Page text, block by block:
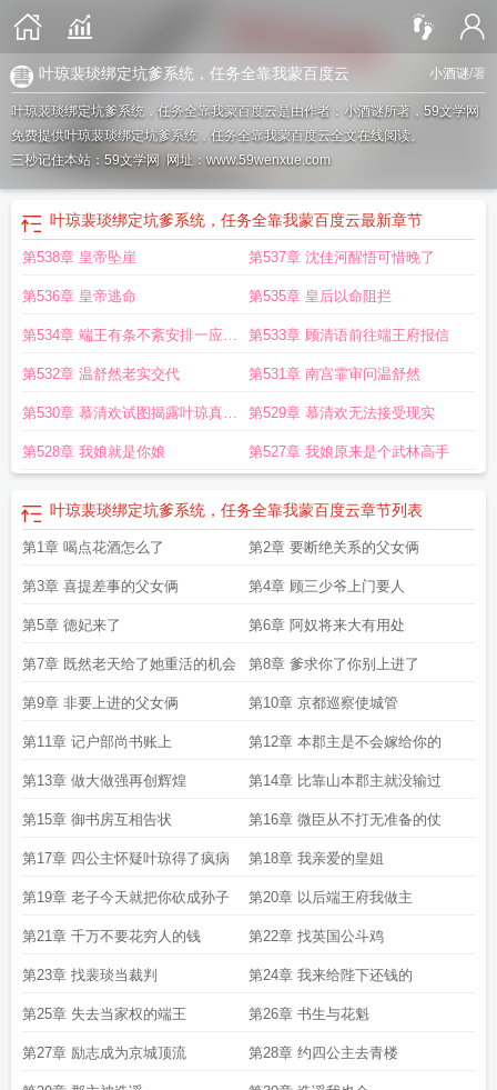
小酒谜/著
叶琼裴琰绑定坑爹系统，任务全靠我蒙百度云
叶琼裴琰绑定坑爹系统，任务全靠我蒙百度云是由作者：小酒谜所著，59文学网
免费提供叶琼裴琰绑定坑爹系统，任务全靠我蒙百度云全文在线阅读。
三秒记住本站：59文学网 网址：www.59wenxue.com
叶琼裴琰绑定坑爹系统，任务全靠我蒙百度云最新章节
第538章 皇帝坠崖 第537章 沈佳河醒悟可惜晚了
第536章 皇帝逃命 第535章 皇后以命阻拦
第534章 端王有条不紊安排一应事
宜
第533章 顾清语前往端王府报信
第532章 温舒然老实交代 第531章 南宫霏审问温舒然
第530章 慕清欢试图揭露叶琼真面
目
第529章 慕清欢无法接受现实
第528章 我娘就是你娘 第527章 我娘原来是个武林高手
叶琼裴琰绑定坑爹系统，任务全靠我蒙百度云章节列表
第1章 喝点花酒怎么了 第2章 要断绝关系的父女俩
第3章 喜提差事的父女俩 第4章 顾三少爷上门要人
第5章 德妃来了 第6章 阿奴将来大有用处
第7章 既然老天给了她重活的机会 第8章 爹求你了你别上进了
第9章 非要上进的父女俩 第10章 京都巡察使城管
第11章 记户部尚书账上 第12章 本郡主是不会嫁给你的
第13章 做大做强再创辉煌 第14章 比靠山本郡主就没输过
第15章 御书房互相告状 第16章 微臣从不打无准备的仗
第17章 四公主怀疑叶琼得了疯病 第18章 我亲爱的皇姐
第19章 老子今天就把你砍成孙子 第20章 以后端王府我做主
第21章 千万不要花穷人的钱 第22章 找英国公斗鸡
第23章 找裴琰当裁判 第24章 我来给陛下还钱的
第25章 失去当家权的端王 第26章 书生与花魁
第27章 励志成为京城顶流 第28章 约四公主去青楼